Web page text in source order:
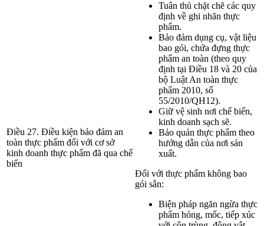
Điều 27. Điều kiện bảo đảm an
toàn thực phẩm đối với cơ sở
kinh doanh thực phẩm đã qua chế
biến
Tuân thủ chặt chẽ các quy
định về ghi nhãn thực
phẩm.
Bảo đảm dụng cụ, vật liệu
bao gói, chứa đựng thực
phẩm an toàn (theo quy
định tại Điều 18 và 20 của
bộ Luật An toàn thực
phẩm 2010, số
55/2010/QH12).
Giữ vệ sinh nơi chế biến,
kinh doanh sạch sẽ.
Bảo quản thực phẩm theo
hướng dẫn của nơi sản
xuất.
Đối với thực phẩm không bao
gói sẵn:
Biện pháp ngăn ngừa thực
phẩm hỏng, mốc, tiếp xúc